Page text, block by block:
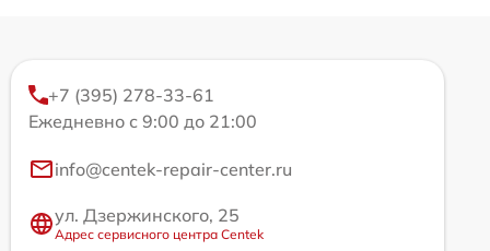
+7 (395) 278-33-61
Ежедневно с 9:00 до 21:00
info@centek-repair-center.ru
ул. Дзержинского, 25
Адрес сервисного центра Centek